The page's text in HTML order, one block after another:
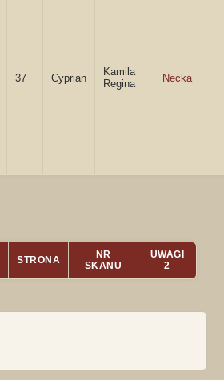
37 Cyprian
Kamila
Regina
Necka
STRONA
NR
SKANU
UWAGI
2